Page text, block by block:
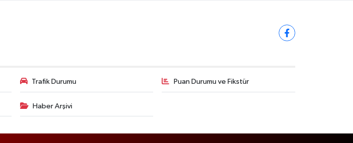
Trafik Durumu Puan Durumu ve Fikstür
Haber Arşivi